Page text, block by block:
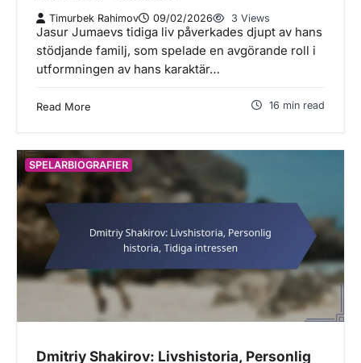
Timurbek Rahimov 09/02/2026 3 Views
Jasur Jumaevs tidiga liv påverkades djupt av hans
stödjande familj, som spelade en avgörande roll i
utformningen av hans karaktär…
Read More 16 min read
SPELARBIOGRAFIER
Dmitriy Shakirov: Livshistoria, Personlig